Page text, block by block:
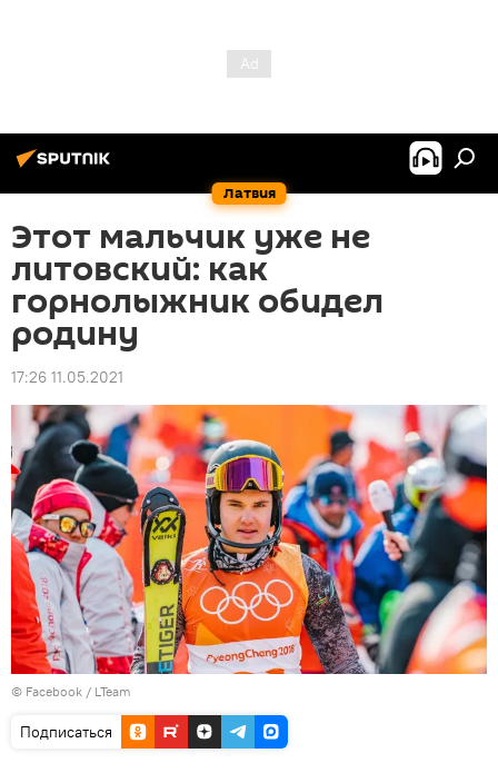
Латвия
Этот мальчик уже не
литовский: как
горнолыжник обидел
родину
17:26 11.05.2021
© Facebook / LTeam
Подписаться